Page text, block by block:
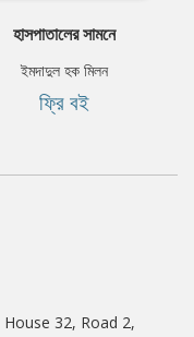
হাসপাতালের সামনে
ইমদাদুল হক মিলন
ফ্রি বই
32, Road 2,